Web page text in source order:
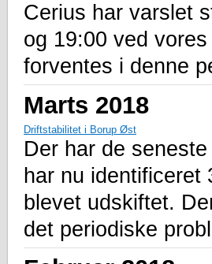
Cerius har varslet
og 19:00 ved
forventes i denne
Marts 2018
Driftstabilitet i Borup Øst
Der har de
har nu
blevet udskiftet.
det periodiske